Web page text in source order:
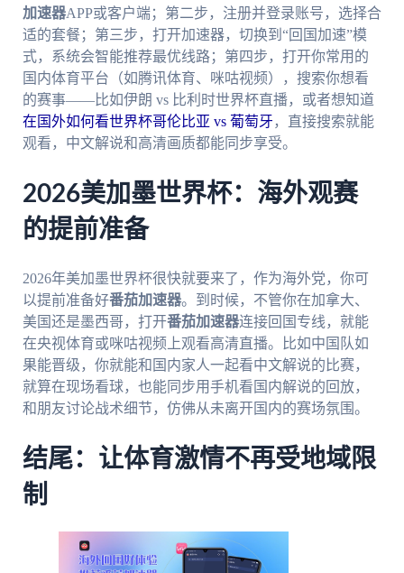
加速器APP或客户端；第二步，注册并登录账号，选择合
适的套餐；第三步，打开加速器，切换到“回国加速”模
式，系统会智能推荐最优线路；第四步，打开你常用的
国内体育平台（如腾讯体育、咪咕视频），搜索你想看
的赛事——比如伊朗 vs 比利时世界杯直播，或者想知道
在国外如何看世界杯哥伦比亚 vs 葡萄牙 ，直接搜索就能
观看，中文解说和高清画质都能同步享受。
2026美加墨世界杯：海外观赛
的提前准备
2026年美加墨世界杯很快就要来了，作为海外党，你可
以提前准备好番茄加速器。到时候，不管你在加拿大、
美国还是墨西哥，打开番茄加速器连接回国专线，就能
在央视体育或咪咕视频上观看高清直播。比如中国队如
果能晋级，你就能和国内家人一起看中文解说的比赛，
就算在现场看球，也能同步用手机看国内解说的回放，
和朋友讨论战术细节，仿佛从未离开国内的赛场氛围。
结尾：让体育激情不再受地域限
制